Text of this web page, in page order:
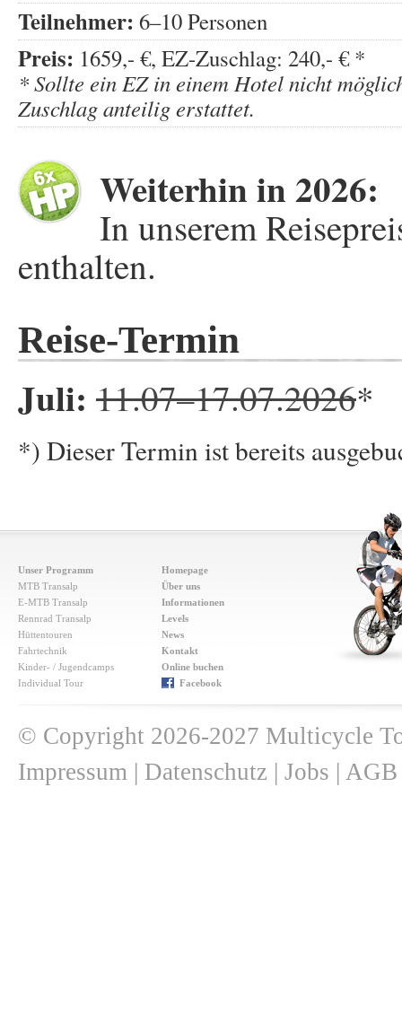
Teilnehmer: 6–10 Personen
Preis: 1659,- €, EZ-Zuschlag: 240,- € *
* Sollte ein EZ in einem Hotel nicht
Zuschlag anteilig erstattet.
Weiterhin in 2026:
In unserem
enthalten.
Reise-Termin
Juli: 11.07–17.07.2026*
*) Dieser Termin ist bereits
Unser Programm
MTB Transalp
E-MTB Transalp
Rennrad Transalp
Hüttentouren
Fahrtechnik
Kinder- / Jugendcamps
Individual Tour
Homepage
Über uns
Informationen
Levels
News
Kontakt
Online buchen
Facebook
© Copyright 2026-2027 Multicycle
Impressum | Datenschutz | Jobs | AGB